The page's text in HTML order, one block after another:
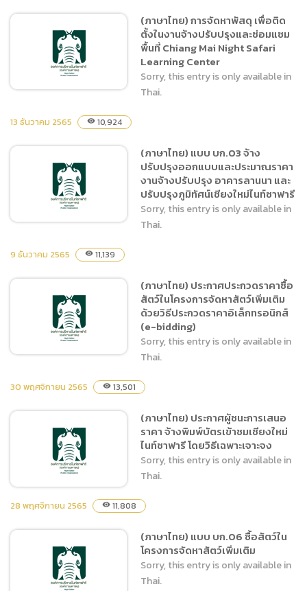
ปรับปรุงภูมิทัศน์เชียงใหม่ไนท์
ซาฟารี โดยวิธีประกาศเชิญ
เพื่อติดตั้งในงานจ้างปรับปรุง
และซ่อมแซมพื้นที่ Chiang
Mai Night Safari Learning
(ภาษาไทย) การจัดหาพัสดุ เพื่อติด
ตั้งในงานจ้างปรับปรุงและซ่อมแซม
พื้นที่ Chiang Mai Night Safari
Learning Center
Sorry, this entry is only available in
Thai.
13 ธันวาคม 2565 visibility 10,924
ปรับปรุงออกแบบและประมาณ
ราคา งานจ้างปรับปรุง อาคาร
ลานนา และปรับปรุงภูมิทัศน์
เชียงใหม่ไนท์ซาฟารี
(ภาษาไทย) แบบ บก.03 จ้าง
ปรับปรุงออกแบบและประมาณราคา
งานจ้างปรับปรุง อาคารลานนา และ
ปรับปรุงภูมิทัศน์เชียงใหม่ไนท์ซาฟารี
Sorry, this entry is only available in
Thai.
9 ธันวาคม 2565 visibility 11,139
ราคาซื้อสัตว์ในโครงการจัดหา
สัตว์เพิ่มเติม ด้วยวิธีประกวด
ราคาอิเล็กทรอนิกส์ (e-
(ภาษาไทย) ประกาศประกวดราคาซื้อ
สัตว์ในโครงการจัดหาสัตว์เพิ่มเติม
ด้วยวิธีประกวดราคาอิเล็กทรอนิกส์
(e-bidding)
Sorry, this entry is only available in
Thai.
30 พฤศจิกายน 2565 visibility 13,501
(ภาษาไทย) ประกาศผู้ชนะการ
เสนอราคา จ้างพิมพ์บัตรเข้า
ชมเชียงใหม่ไนท์ชาฟารี โดย
วิธีเฉพาะเจาะจง
(ภาษาไทย) ประกาศผู้ชนะการเสนอ
ราคา จ้างพิมพ์บัตรเข้าชมเชียงใหม่
ไนท์ชาฟารี โดยวิธีเฉพาะเจาะจง
Sorry, this entry is only available in
Thai.
28 พฤศจิกายน 2565 visibility 11,808
(ภาษาไทย) แบบ บก.06 ซื้อสัตว์ใน
โครงการจัดหาสัตว์เพิ่มเติม
Sorry, this entry is only available in
Thai.